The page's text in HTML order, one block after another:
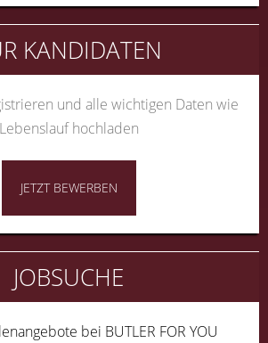
KANDIDATEN
und alle wichtigen Daten wie
Lebenslauf hochladen
JETZT BEWERBEN
JOBSUCHE
bei BUTLER FOR YOU